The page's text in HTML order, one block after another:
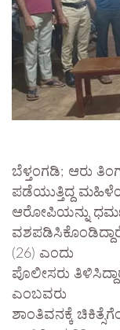
ಬೆಳ್ತಂಗಡಿ; ಆರು
ಪಡೆಯುತ್ತಿದ್ದ
ಆರೋಪಿಯನ್ನು
(26) ಎಂದು
ಪೊಲೀಸರು
ಎಂಬವರು
ಶಾಂತಿವನಕ್ಕೆ